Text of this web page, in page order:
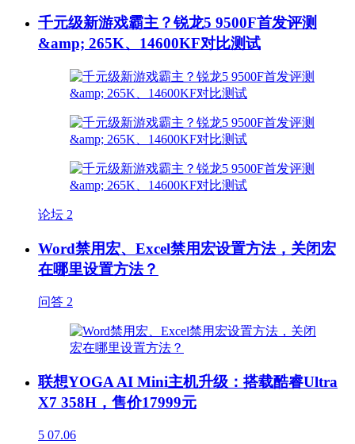
千元级新游戏霸主？锐龙5 9500F首发评测
&amp; 265K、14600KF对比测试
论坛 2
Word禁用宏、Excel禁用宏设置方法，关闭宏
在哪里设置方法？
问答 2
联想YOGA AI Mini主机升级：搭载酷睿Ultra
X7 358H，售价17999元
5 07.06